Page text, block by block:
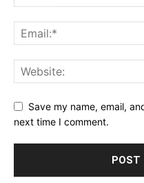
Save my name, email,
next time I comment.